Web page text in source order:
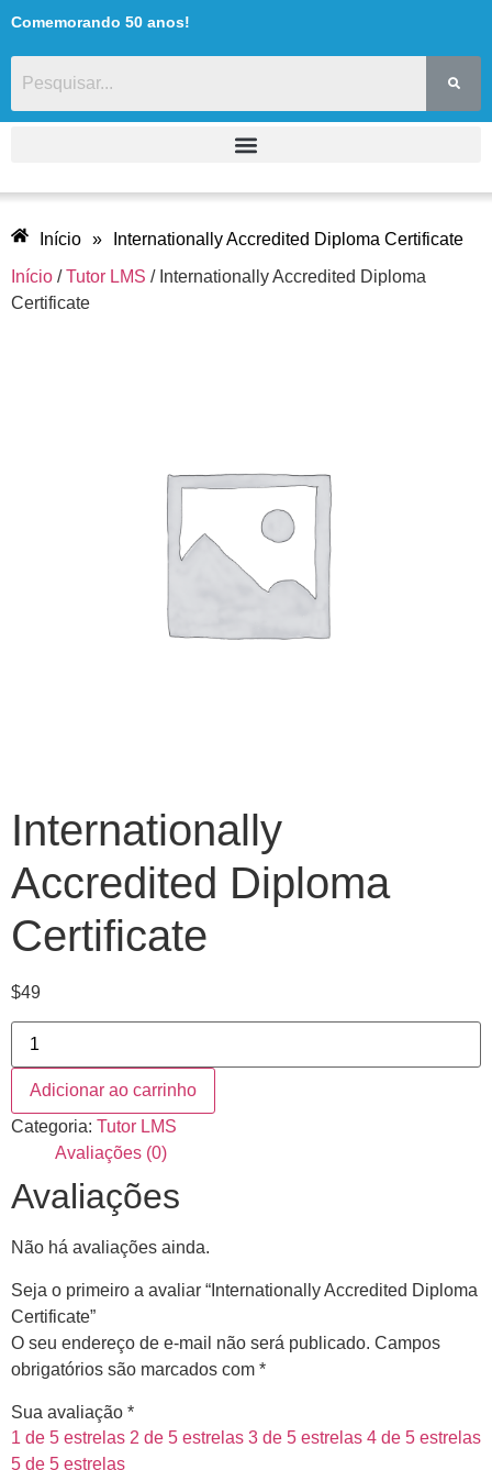
Comemorando 50 anos!
Início »
Internationally Accredited Diploma Certificate
Início /Tutor LMS / Internationally Accredited Diploma
Certificate
Internationally
Accredited Diploma
Certificate
$49
Adicionar ao carrinho
Categoria: Tutor LMS
Avaliações (0)
Avaliações
Não há avaliações ainda.
Seja o primeiro a avaliar “Internationally Accredited Diploma
Certificate”
O seu endereço de e-mail não será publicado. Campos
obrigatórios são marcados com *
Sua avaliação *
1 de 5 estrelas 2 de 5 estrelas 3 de 5 estrelas 4 de 5 estrelas
5 de 5 estrelas